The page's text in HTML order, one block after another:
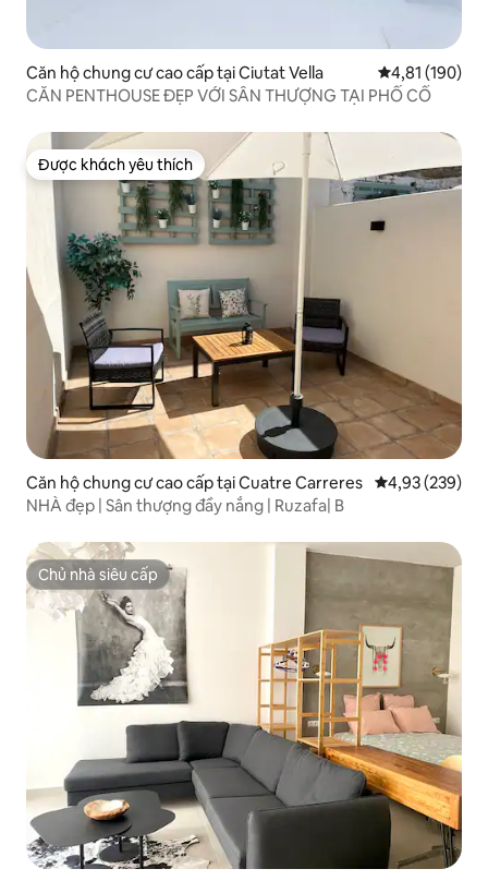
Căn hộ chung cư cao cấp tại Ciutat Vella Xếp hạng
4,81 (190)
CĂN PENTHOUSE ĐẸP VỚI SÂN THƯỢNG TẠI PHỐ CỔ
Được khách yêu thích
Được khách yêu thích
Căn hộ chung cư cao cấp tại Cuatre Carreres Xếp hạng
4,93 (239)
NHÀ đẹp | Sân thượng đầy nắng | Ruzafa| B
Chủ nhà siêu cấp
Chủ nhà siêu cấp